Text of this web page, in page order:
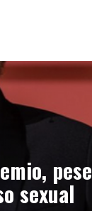
pese
sexual